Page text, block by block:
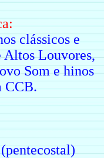
clássicos e
Altos Louvores,
Som e hinos
CCB.